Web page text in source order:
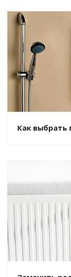
Как выбрать